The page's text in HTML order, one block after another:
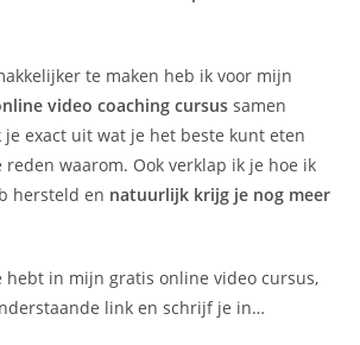
te maken heb ik voor mijn
video coaching cursus samen
je exact uit wat je het beste kunt eten
waarom. Ook verklap ik je hoe ik
hersteld en natuurlijk krijg je nog meer
hebt in mijn gratis online video cursus,
link en schrijf je in…